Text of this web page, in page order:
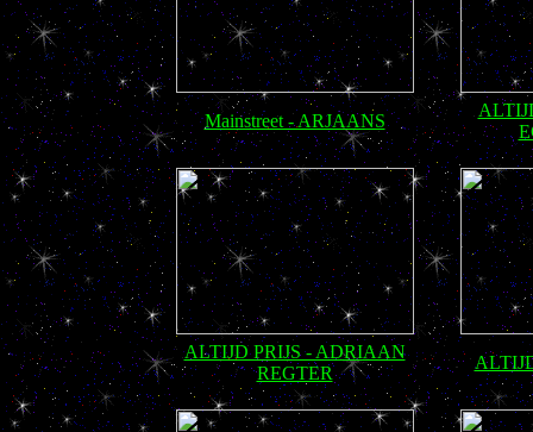
Mainstreet - ARJAANS
ALTIJD PRIJS - ADRIAAN
REGTER